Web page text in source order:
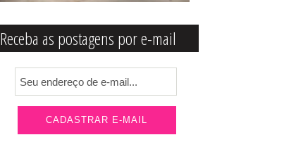
Receba as postagens por e-mail